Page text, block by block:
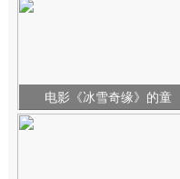
电影《冰雪奇缘》的童